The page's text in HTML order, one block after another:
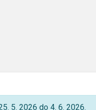
5. 2026 do 4. 6. 2026.